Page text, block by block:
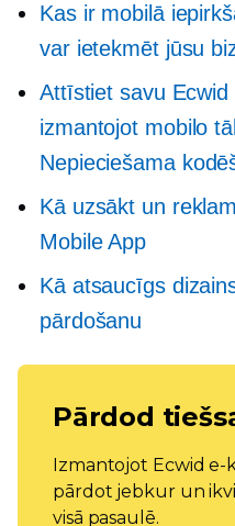
Kas ir mobilā
var ietekmēt jūsu
Attīstiet savu Ecwid
izmantojot mobilo
Nepieciešama
Kā uzsākt un
Mobile App
Kā atsaucīgs
pārdošanu
Pārdod
Izmantojot Ecwid e-
pārdot jebkur un
visā pasaulē.